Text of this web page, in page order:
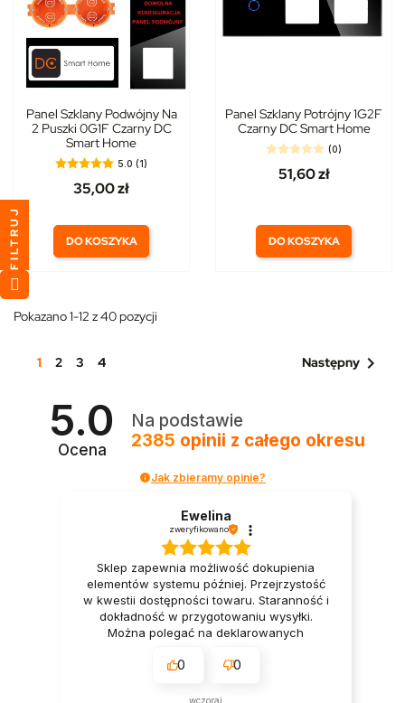
Panel Szklany Podwójny Na
2 Puszki 0G1F Czarny DC
Smart Home
5.0 (1)
35,00 zł
DO KOSZYKA
Panel Szklany Potrójny 1G2F
Czarny DC Smart Home
(0)
51,60 zł
DO KOSZYKA
Pokazano 1-12 z 40 pozycji
1 2 3 4 Następny 
5.0
Ocena
Na podstawie
2385 opinii z całego okresu
Jak zbieramy opinie?
Ewelina
zweryfikowano
Sklep zapewnia możliwość dokupienia
elementów systemu później. Przejrzystość
w kwestii dostępności towaru. Staranność i
dokładność w przygotowaniu wysyłki.
Można polegać na deklarowanych
polegać przy realizacji projektu smart
0 0
wczoraj
FILTRUJ